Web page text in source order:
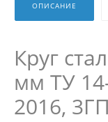
ОПИСАНИЕ
Круг
мм ТУ
2016, 3ГП